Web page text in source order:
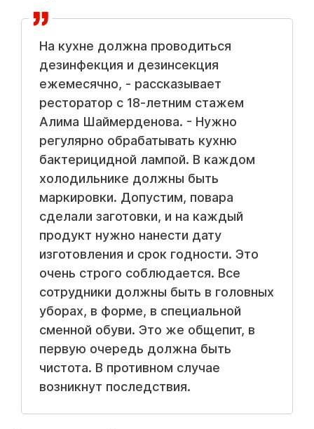
На кухне должна проводиться
дезинфекция и дезинсекция
ежемесячно, - рассказывает
ресторатор с 18-летним стажем
Алима Шаймерденова. - Нужно
регулярно обрабатывать кухню
бактерицидной лампой. В каждом
холодильнике должны быть
маркировки. Допустим, повара
сделали заготовки, и на каждый
продукт нужно нанести дату
изготовления и срок годности. Это
очень строго соблюдается. Все
сотрудники должны быть в головных
уборах, в форме, в специальной
сменной обуви. Это же общепит, в
первую очередь должна быть
чистота. В противном случае
возникнут последствия.